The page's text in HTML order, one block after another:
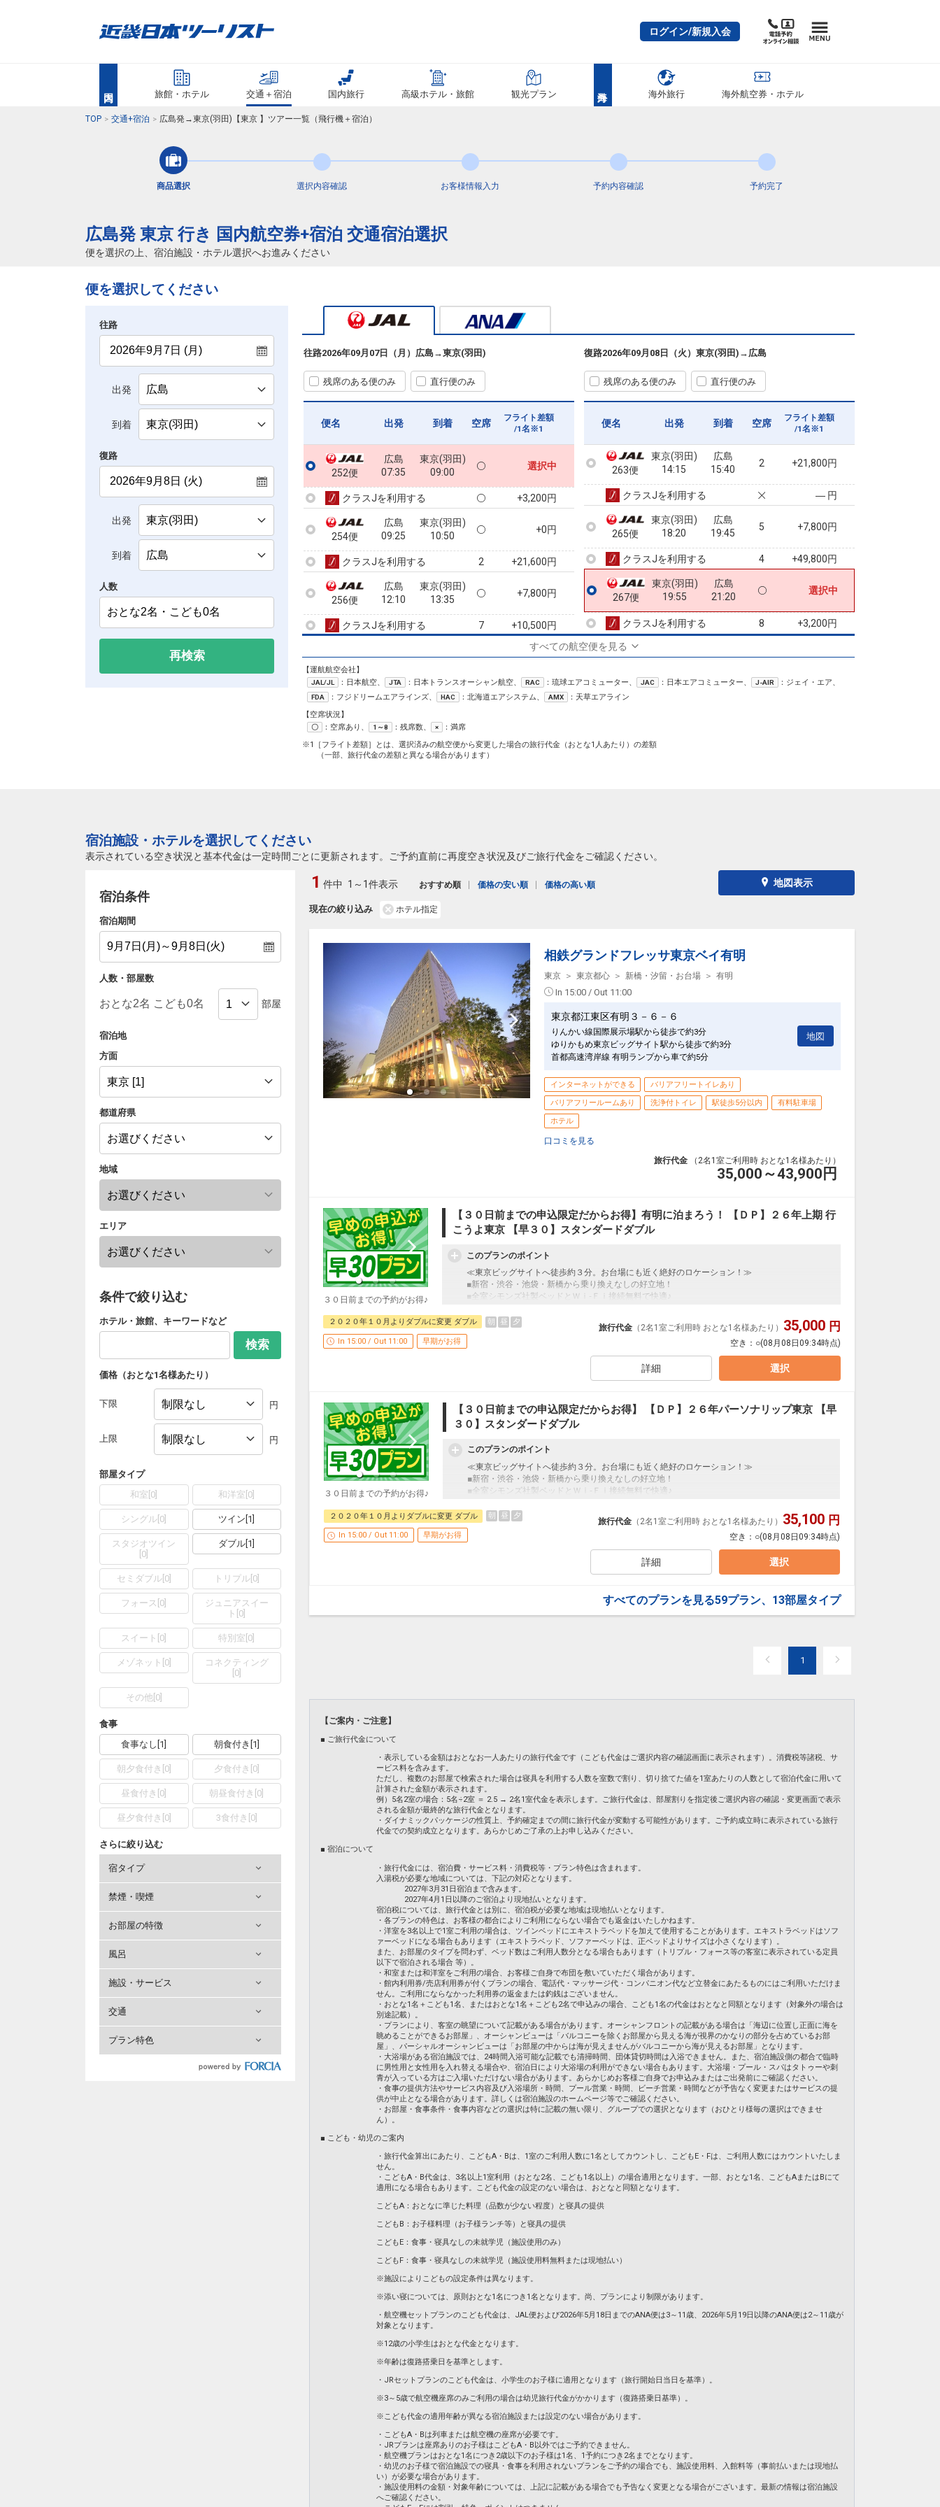
ログイン/新規入会
旅館・ホテル 交通＋宿泊 国内旅行 高級ホテル・旅館 観光プラン 海外旅行 海外航空券・ホテル
TOP 交通+宿泊 広島発→東京(羽田)【東京 】ツアー一覧（飛行機＋宿泊）
商品選択 選択内容確認 お客様情報 入力 予約内容確認 予約完了
広島発 東京 行き 国内航空券+宿泊 交通宿泊選択
便を選択の上、宿泊施設・ホテル選択へお進みください
便を選択してください
往路
出発
到着
復路
出発
到着
人数
再検索
往路2026年09月07日（月） 広島 →東京(羽田)
残席のある便のみ 直行便のみ
便名 出発 到着 空席
フライト差額
/1名※1
252便
広島
07:35
東京(羽田)
09:00
選択中
クラスJを利用する +3,200円
254便
広島
09:25
東京(羽田)
10:50
+0円
クラスJを利用する 2 +21,600円
256便
広島
12:10
東京(羽田)
13:35
+7,800円
クラスJを利用する 7 +10,500円
258便
+3,700円
クラスJを利用する +16,100円
262便
16:25
17:55
クラスJを利用する +34,000円
266便
20:35
22:00
クラスJを利用する 8 +34,000円
復路2026年09月08日（火） 東京(羽田) → 広島
残席のある便のみ 直行便のみ
便名 出発 到着 空席
フライト差額
/1名※1
+10,200円
東京(羽田)
11:40
広島
13:05
8 +13,000円
クラスJを利用する ― 円
263便
東京(羽田)
14:15
広島
15:40
2 +21,800円
クラスJを利用する ― 円
265便
東京(羽田)
18:20
広島
19:45
5 +7,800円
クラスJを利用する 4 +49,800円
267便
東京(羽田)
19:55
広島
21:20
選択中
クラスJを利用する 8 +3,200円
すべての航空便を見る
【運航航空会社】
JAL/JL ：日本航空、 JTA ：日本トランスオーシャン航空、 RAC ：琉球エアコミューター、 JAC ：日本エアコミューター、 J-AIR ：ジェイ・エア、
FDA ：フジドリームエアラインズ、 HAC ：北海道エアシステム、 AMX
：天草エアライン
【空席状況】
〇 ：空席あり、 1～8 ：残席数、 ×
：満席
※1［フライト差額］とは、選択済みの航空便から変更した場合の旅行代金（おとな1人あたり）の差額
（一部、旅行代金の差額と異なる場合があります）
宿泊施設・ホテルを選択してください
表示されている空き状況と基本代金は一定時間ごとに更新されます。ご予約直前に再度空き状況及びご旅行代金をご確認ください。
宿泊条件
宿泊期間
人数・部屋数
部屋
宿泊地
方面
都道府県
地域
エリア
条件で絞り込む
ホテル・旅館、キーワードなど
検索
価格（おとな1名様あたり）
下限 円
上限 円
部屋タイプ
和室 0 和洋室 0
シングル 0 ツイン 1
スタジオツイン
0
ダブル 1
セミダブル[ 0] トリプル[ 0]
フォース 0
ジュニアスイー
ト 0
スイート 0 特別室 0
メゾネット 0]
コネクティング
0]
その他[ 0]
食事
食事なし 1 朝食付き 1
朝夕食付き 0] 夕食付き 0]
昼食付き 0 朝昼食付き 0
昼夕食付き 0] 3食付き 0]
さらに絞り込む
宿タイプ
禁煙・喫煙
お部屋の特徴
風呂
施設・サービス
交通
プラン特色
地図表示
現在の絞り込み ホテル指定
1 件中 1～1件表示 おすすめ順 価格の安い順 価格の高い順
相鉄グランドフレッサ東京ベイ有明
東京 東京都心 新橋・汐留・お台場 有明
In 15:00 / Out 11:00
東京都江東区有明３－６－６
りんかい線国際展示場駅から徒歩で約3分
ゆりかもめ東京ビッグサイト駅から徒歩で約3分
首都高速湾岸線 有明ランプから車で約5分
地図
インターネットができる
バリアフリートイレあり
バリアフリールームあり
洗浄付トイレ 駅徒歩5分以内
有料駐車場
ホテル
口コミを見る
旅行代金 （2名1室ご利用時 おとな1名様あたり）
35,000～43,900 円
３０日前までの予約がお得♪
【３０日前までの申込限定だからお得】有明に泊まろう！ 【ＤＰ】２６年上期 行
こうよ東京 【早３０】スタンダードダブル
このプランのポイント
≪東京ビッグサイトへ徒歩約３分。お台場にも近く絶好のロケーション！≫
■新宿・渋谷・池袋・新橋から乗り換えなしの好立地！
■全室シモンズ社製ベッドとＷｉ‐Ｆｉ接続無料で快適♪
【３０日前までの申込限定だからお得】早期申込限定プラン
本プランは「初泊日の３０日前までにお申し込みの方」に限りご予約可能なプランです。
早期申込対象期間を過ぎてからの変更（人数の内訳・客室タイプ・食事条件・プラン・氏名・人
員・泊数の増減等の変更）があった場合、
本プランはご利用いただけず、取消後、新たに通常プランのご予約が必要となります。
●「食事なしプラン」と「朝食付プラン」を掲載しています。
※ご覧のページがどちらかを【食事条件】の項目でご確認のうえ、予約にお進み下さい。
「禁煙ルーム」と「喫煙ルーム」をご用意しています。
●「禁煙ルーム」と「喫煙ルーム」を掲載しています。
※ご覧のページがどちらかを 【客室情報】 の項目でご確認のうえ、予約にお進み下さい。
インターネットコース番号：DP-1-17505931
２０２０年１０月よりダブルに変更 ダブル 朝 昼 夕
In 15:00 / Out 11:00 早期がお得
旅行代金 （2名1室ご利用時 おとな1名様あたり） 35,000 円
空き： ○(08月08日09:34時点)
詳細 選択
３０日前までの予約がお得♪
【３０日前までの申込限定だからお得】 【ＤＰ】２６年パーソナリップ東京 【早
３０】スタンダードダブル
このプランのポイント
≪東京ビッグサイトへ徒歩約３分。お台場にも近く絶好のロケーション！≫
■新宿・渋谷・池袋・新橋から乗り換えなしの好立地！
■全室シモンズ社製ベッドとＷｉ‐Ｆｉ接続無料で快適♪
【３０日前までの申込限定だからお得】早期申込限定プラン
本プランは「初泊日の３０日前までにお申し込みの方」に限りご予約可能なプランです。
早期申込対象期間を過ぎてからの変更（人数の内訳・客室タイプ・食事条件・プラン・氏名・人
員・泊数の増減等の変更）があった場合、
本プランはご利用いただけず、取消後、新たに通常プランのご予約が必要となります。
●「食事なしプラン」と「朝食付プラン」を掲載しています。
【食事条件】 の項目でご確認のうえ、予約にお進み下さい。
２０２０年１０月よりダブルに変更 ダブル 朝 昼 夕
In 15:00 / Out 11:00 早期がお得
旅行代金 （2名1室ご利用時 おとな1名様あたり） 35,100 円
空き： ○(08月08日09:34時点)
詳細 選択
すべてのプランを見る59プラン、13部屋タイプ
1
【ご案内・ご注意】
■ ご旅行代金について
・表示している金額はおとなお一人あたりの旅行代金です（こども代金はご選択内容の確認画面に表示されます）。消費税等諸税、サ
ービス料を含みます。
ただし、複数のお部屋で検索された場合は寝具を利用する人数を室数で割り、切り捨てた値を1室あたりの人数として宿泊代金に用いて
計算された金額が表示されます。
例）5名2室の場合：5名÷2室 ＝ 2.5 → 2名1室代金を表示します。ご旅行代金は、部屋割りを指定後ご選択内容の確認・変更画面で表示
される金額が最終的な旅行代金となります。
・ダイナミックパッケージの性質上、予約確定までの間に旅行代金が変動する可能性があります。ご予約成立時に表示されている旅行
代金での契約成立となります。あらかじめご了承の上お申し込みください。
■ 宿泊について
・旅行代金には、宿泊費・サービス料・消費税等・プラン特色は含まれます。
入湯税が必要な地域については、下記の対応となります。
2027年3月31日宿泊まで含みます。
2027年4月1日以降のご宿泊より現地払いとなります。
宿泊税については、旅行代金とは別に、宿泊税が必要な地域は現地払いとなります。
・各プランの特色は、お客様の都合によりご利用にならない場合でも返金はいたしかねます。
・洋室を3名以上で1室ご利用の場合は、ツインベッドにエキストラベッドを加えて使用することがあります。エキストラベッドはソフ
ァーベッドになる場合もあります（エキストラベッド、ソファーベッドは、正ベッドよりサイズは小さくなります）。
また、お部屋のタイプを問わず、ベッド数はご利用人数分となる場合もあります（トリプル・フォース等の客室に表示されている定員
以下で宿泊される場合 等）。
・和室または和洋室をご利用の場合、お客様ご自身で布団を敷いていただく場合があります。
・館内利用券/売店利用券が付くプランの場合、電話代・マッサージ代・コンパニオン代など立替金にあたるものにはご利用いただけま
せん。ご利用にならなかった利用券の返金または釣銭はございません。
・おとな1名＋こども1名、またはおとな1名＋こども2名で申込みの場合、こども1名の代金はおとなと同額となります（対象外の場合は
別途記載）。
・プランにより、客室の眺望について記載がある場合があります。オーシャンフロントの記載がある場合は「海辺に位置し正面に海を
眺めることができるお部屋」、オーシャンビューは「バルコニーを除くお部屋から見える海が視界のかなりの部分を占めているお部
屋」、パーシャルオーシャンビューは「お部屋の中からは海が見えませんがバルコニーから海が見えるお部屋」となります。
・大浴場がある宿泊施設では、24時間入浴可能な記載でも清掃時間、団体貸切時間は入浴できません。また、宿泊施設側の都合で臨時
に男性用と女性用を入れ替える場合や、宿泊日により大浴場の利用ができない場合もあります。大浴場・プール・スパはタトゥーや刺
青が入っている方はご入場いただけない場合があります。あらかじめお客様ご自身でお申込みまたはご出発前にご確認ください。
・食事の提供方法やサービス内容及び入浴場所・時間、プール営業・時間、ビーチ営業・時間などが予告なく変更またはサービスの提
供が中止となる場合があります。詳しくは宿泊施設のホームページ等でご確認ください。
・お部屋・食事条件・食事内容などの選択は特に記載の無い限り、グループでの選択となります（おひとり様毎の選択はできませ
ん）。
■ こども・幼児のご案内
・旅行代金算出にあたり、こどもA・Bは、1室のご利用人数に1名としてカウントし、こどもE・Fは、ご利用人数にはカウントいたしま
せん。
・こどもA・B代金は、3名以上1室利用（おとな2名、こども1名以上）の場合適用となります。一部、おとな1名、こどもAまたはBにて
適用になる場合もあります。こども代金の設定のない場合は、おとなと同額となります。
こどもA：おとなに準じた料理（品数が少ない程度）と寝具の提供
こどもB：お子様料理（お子様ランチ等）と寝具の提供
こどもE：食事・寝具なしの未就学児（施設使用のみ）
こどもF：食事・寝具なしの未就学児（施設使用料無料または現地払い）
※施設によりこどもの設定条件は異なります。
※添い寝については、原則おとな1名につき1名となります。尚、プランにより制限があります。
・航空機セットプランのこども代金は、JAL便および2026年5月18日までのANA便は3～11歳、2026年5月19日以降のANA便は2～11歳が
対象となります。
※12歳の小学生はおとな代金となります。
※年齢は復路搭乗日を基準とします。
・JRセットプランのこども代金は、小学生のお子様に適用となります（旅行開始日当日を基準）。
※3～5歳で航空機座席のみご利用の場合は幼児旅行代金がかかります（復路搭乗日基準）。
※こども代金の適用年齢が異なる宿泊施設または設定のない場合があります。
・こどもA・Bは列車または航空機の座席が必要です。
・JRプランは座席ありのお子様はこどもA・B以外ではご予約できません。
・航空機プランはおとな1名につき2歳以下のお子様は1名、1予約につき2名までとなります。
・幼児のお子様で宿泊施設での寝具・食事を利用されないプランをご予約の場合でも、施設使用料、入館料等（事前払いまたは現地払
い）が必要な場合があります。
・施設使用料の金額・対象年齢については、上記に記載がある場合でも予告なく変更となる場合がございます。最新の情報は宿泊施設
へご確認ください。